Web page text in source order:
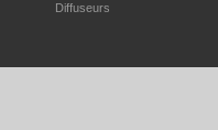
Diffuseurs